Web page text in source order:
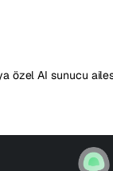
özel AI sunucu